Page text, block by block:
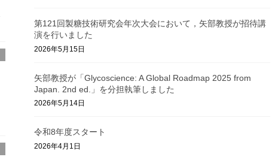
第121回製糖技術研究会年次大会において，矢部教授が招待講
演を行いました
2026年5月15日
矢部教授が「Glycoscience: A Global Roadmap 2025 from
Japan. 2nd ed.」を分担執筆しました
2026年5月14日
令和8年度スタート
2026年4月1日